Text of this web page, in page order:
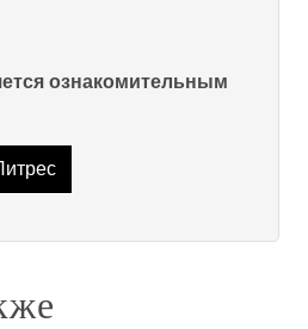
ознакомительным